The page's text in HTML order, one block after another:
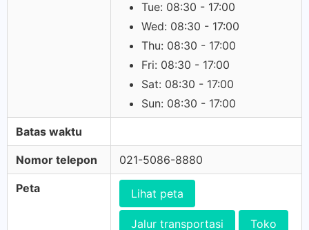
Tue: 08:30 - 17:00
Wed: 08:30 - 17:00
Thu: 08:30 - 17:00
Fri: 08:30 - 17:00
Sat: 08:30 - 17:00
Sun: 08:30 - 17:00
Batas waktu
Nomor telepon 021-5086-8880
Peta Lihat peta
Jalur transportasi Toko